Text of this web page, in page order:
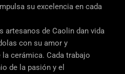
su excelencia en cada
artesanos de Caolin dan vida
con su amor y
cerámica. Cada trabajo
de la pasión y el